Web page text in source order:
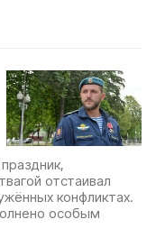
отстаивал
конфликтах.
особым